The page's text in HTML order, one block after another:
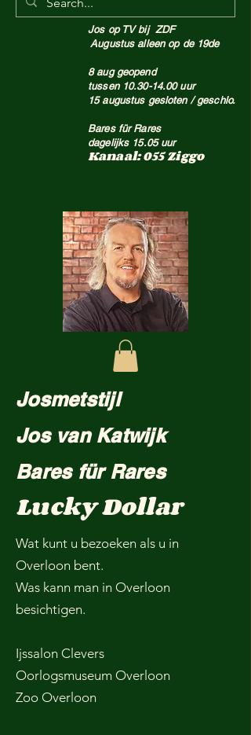
Jos op TV bij ZDF
Augustus alleen op de 19de
8 aug geopend
tussen 10.30-14.00uur
15 augustus gesloten / geschlo.
Bares für Rares
dagelijks 15.05 uur
Kanaal: 055 Ziggo
Josmetstijl
Jos van Katwijk
Bares für Rares
Lucky Dollar
Wat kunt u bezoeken als u in
Overloon bent.
Was kann man in Overloon
besichtigen.
Ijssalon Clevers
Oorlogsmuseum Overloon
Zoo Overloon